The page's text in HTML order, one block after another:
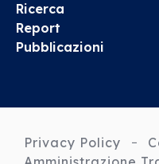
Ricerca
Report
Pubblicazioni
Privacy Policy